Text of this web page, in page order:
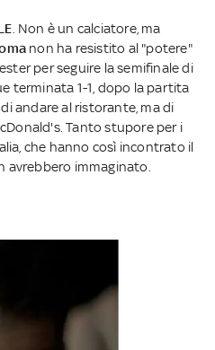
. Non è un calciatore, ma
non ha resistito al "potere"
per seguire la semifinale di
terminata 1-1, dopo la partita
andare al ristorante, ma di
Tanto stupore per i
che hanno così incontrato il
avrebbero immaginato.